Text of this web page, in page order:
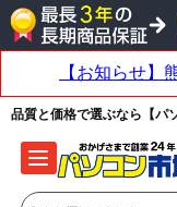
品質と価格で選ぶなら【パ